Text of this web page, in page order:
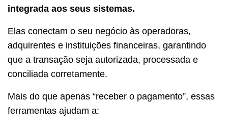
integrada aos seus sistemas.
Elas conectam o seu negócio às operadoras,
adquirentes e instituições financeiras, garantindo
que a transação seja autorizada, processada e
conciliada corretamente.
Mais do que apenas “receber o pagamento”, essas
ferramentas ajudam a: